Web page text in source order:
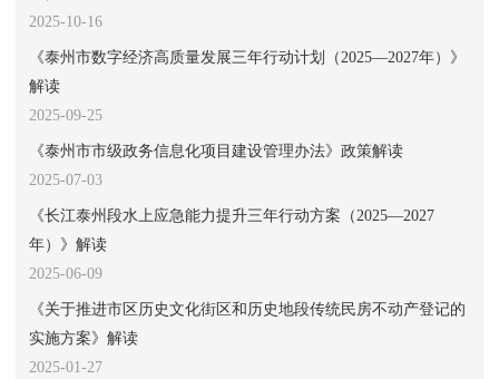
2025-10-16
《泰州市数字经济高质量发展三年行动计划（2025—2027年）》
解读
2025-09-25
《泰州市市级政务信息化项目建设管理办法》政策解读
2025-07-03
《长江泰州段水上应急能力提升三年行动方案（2025—2027
年）》解读
2025-06-09
《关于推进市区历史文化街区和历史地段传统民房不动产登记的
实施方案》解读
2025-01-27